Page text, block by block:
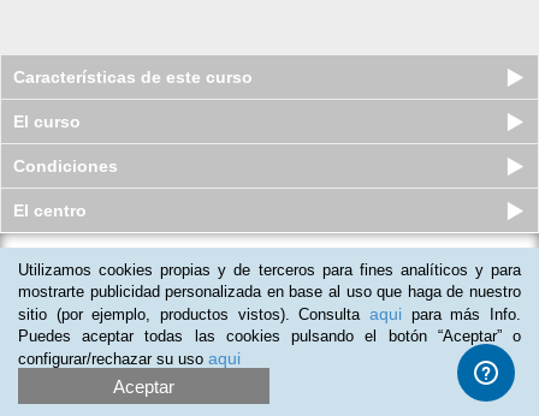
Características de este curso
El curso
Condiciones
El centro
Pack 2 Cursos online de Coctelería
+ Enología
Plazas limitadas
$57usd $43usd
Utilizamos cookies propias y de terceros para fines analíticos y para
mostrarte publicidad personalizada en base al uso que haga de nuestro
sitio (por ejemplo, productos vistos). Consulta aqui para más Info.
Puedes aceptar todas las cookies pulsando el botón “Aceptar” o
configurar/rechazar su uso aqui
Aceptar